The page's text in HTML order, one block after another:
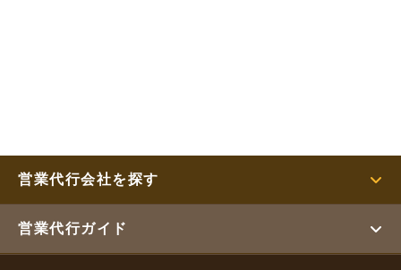
営業代行会社を探す
営業代行ガイド